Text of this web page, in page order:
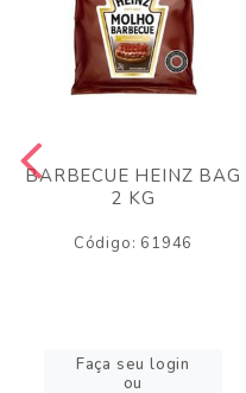
BARBECUE HEINZ BAG
2 KG
Código: 61946
Faça seu login
ou